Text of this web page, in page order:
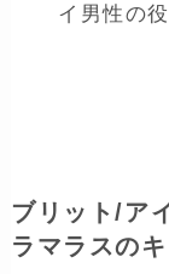
イ男性の
ブリット/
ラマラスの